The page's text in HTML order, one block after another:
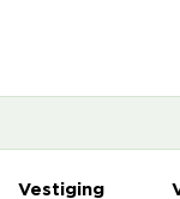
Vestiging